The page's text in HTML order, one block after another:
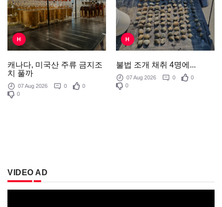
H
캐나다, 미국산 주류 금지조
치 풀까
07 Aug 2026 0
0
0
H
불법 조개 채취 4명에...
07 Aug 2026 0
0
0
VIDEO AD